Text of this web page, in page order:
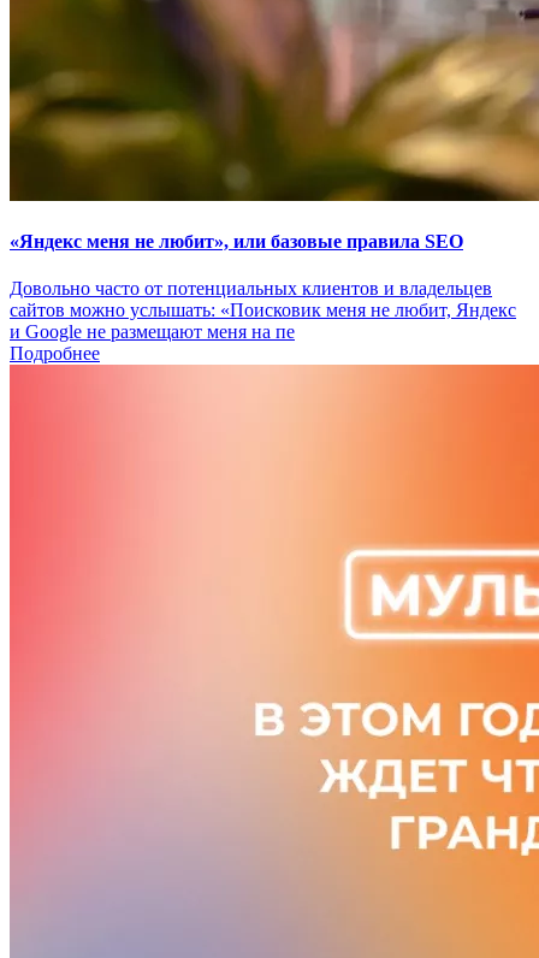
«Яндекс меня не любит», или базовые правила SEO
Довольно часто от потенциальных клиентов и владельцев
сайтов можно услышать: «Поисковик меня не любит, Яндекс
и Google не размещают меня на пе
Подробнее